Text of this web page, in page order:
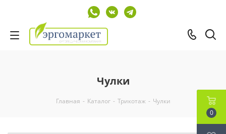
Чулки
Главная - Каталог - Трикотаж - Чулки
0